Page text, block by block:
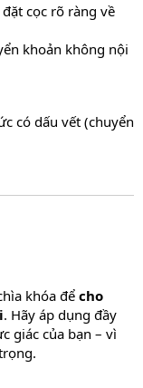
cọc rõ ràng về
khoản không nội
có dấu vết (chuyển
khóa đểcho
. Hãy áp dụng đầy
giác của bạn – vì